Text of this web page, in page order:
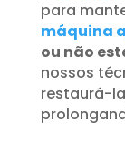
para
máquina
ou não
nossos
restaurá-